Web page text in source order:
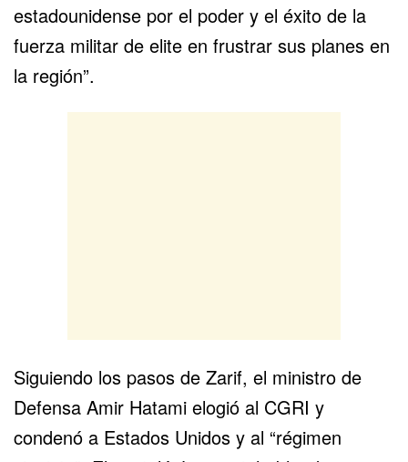
estadounidense por el poder y el éxito de la
fuerza militar de elite en frustrar sus planes en
la región”.
Siguiendo los pasos de Zarif, el ministro de
Defensa Amir Hatami elogió al CGRI y
condenó a Estados Unidos y al “régimen